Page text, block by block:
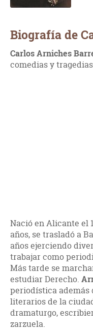
Biografía de
Carlos Arniches
comedias y
Nació en Alicante el
años, se trasladó a
años ejerciendo
trabajar como
Más tarde se
estudiar Derecho.
periodística
literarios de la
dramaturgo,
zarzuela.